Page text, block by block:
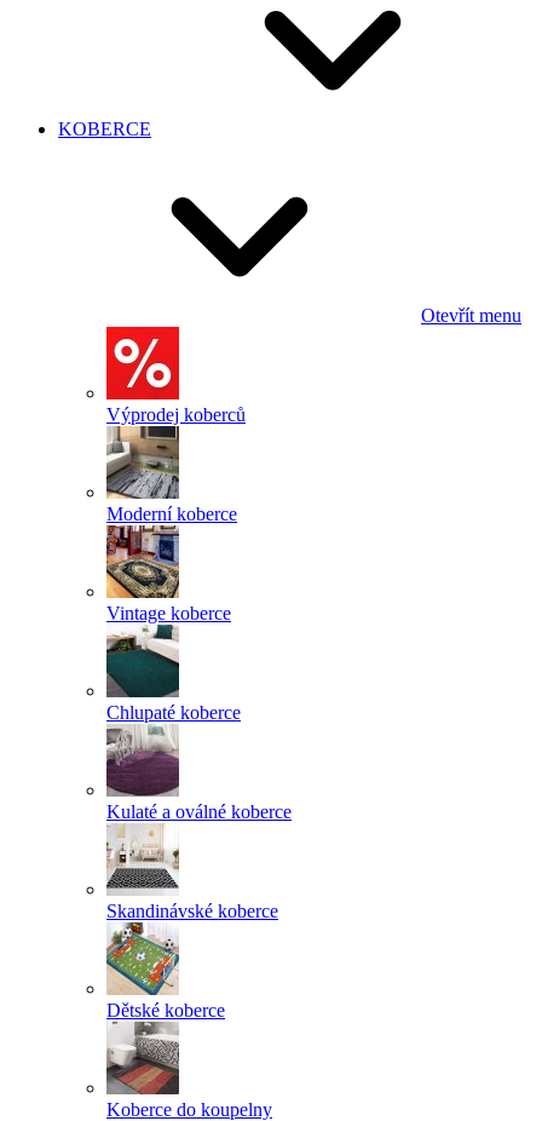
KOBERCE
Otevřít menu
Výprodej koberců
Moderní koberce
Vintage koberce
Chlupaté koberce
Kulaté a oválné koberce
Skandinávské koberce
Dětské koberce
Koberce do koupelny